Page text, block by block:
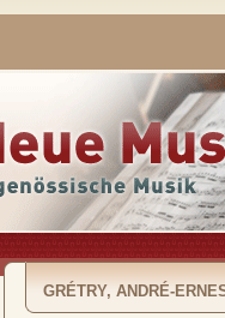
GRÉTRY, ANDRÉ-